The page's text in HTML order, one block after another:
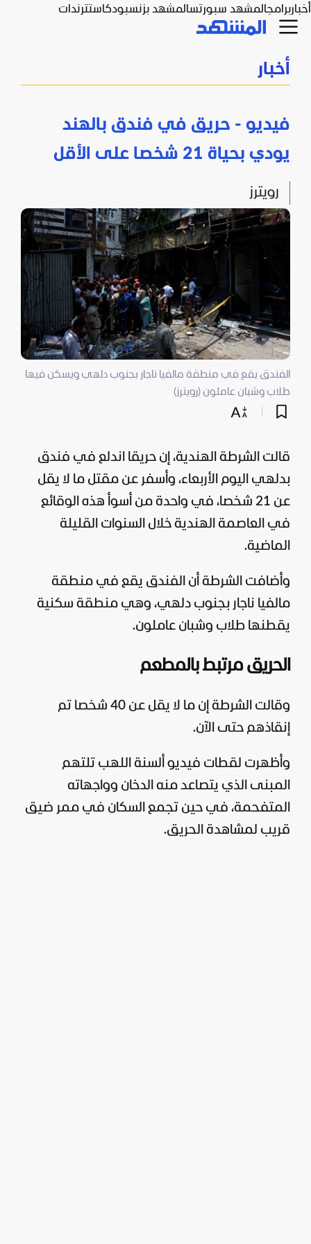
أخباربرامجالمشهد سبورتسالمشهد بزنسبودكاستترندات
أخبار
فيديو - حريق في فندق بالهند
يودي بحياة 21 شخصا على الأقل
رويترز
الفندق يقع في منطقة مالفيا ناجار بجنوب دلهي ويسكن فيها
طلاب وشبان عاملون (رويترز)
قالت الشرطة الهندية، إن حريقا اندلع في فندق
بدلهي اليوم الأربعاء، وأسفر عن مقتل ما لا يقل
عن 21 شخصا، في واحدة من أسوأ هذه الوقائع
في العاصمة الهندية خلال السنوات القليلة
الماضية.
وأضافت الشرطة أن الفندق يقع في منطقة
مالفيا ناجار بجنوب دلهي، وهي منطقة سكنية
يقطنها طلاب وشبان عاملون.
الحريق مرتبط بالمطعم
وقالت الشرطة إن ما لا يقل عن 40 شخصا تم
إنقاذهم حتى الآن.
وأظهرت لقطات فيديو ألسنة اللهب تلتهم
المبنى الذي يتصاعد منه الدخان وواجهاته
المتفحمة، في حين تجمع السكان في ممر ضيق
قريب لمشاهدة الحريق.